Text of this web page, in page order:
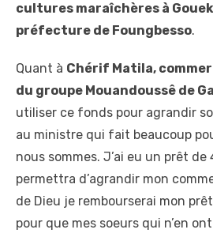
cultures maraîchères à
préfecture de Foungbesso.
Quant à Chérif Matila,
du groupe Mouandoussê de
utiliser ce fonds pour agrandir
au ministre qui fait beaucoup
nous sommes. J’ai eu un prêt
permettra d’agrandir mon
de Dieu je rembourserai mon
pour que mes soeurs qui n’en